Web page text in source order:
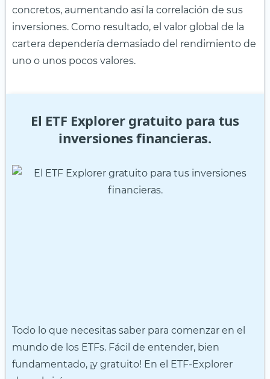
concretos, aumentando así la correlación de sus
inversiones. Como resultado, el valor global de la
cartera dependería demasiado del rendimiento de
uno o unos pocos valores.
El ETF Explorer gratuito para tus
inversiones financieras.
Todo lo que necesitas saber para comenzar en el
mundo de los ETFs. Fácil de entender, bien
fundamentado, ¡y gratuito! En el ETF-Explorer